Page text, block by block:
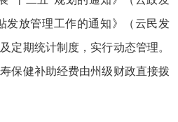
发放管理工作的通知》（云民发
定期统计制度，实行动态管理。
保健补助经费由州级财政直接拨